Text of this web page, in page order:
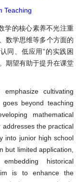
Teaching
学的核心素养不光注重
数学思维等多个方面的
同、低应用”的实践困
期望有助于提升在课堂
cultivating
goes beyond teaching
mathematical
the practical
into junior high school
but limited application,
historical
is to enhance the